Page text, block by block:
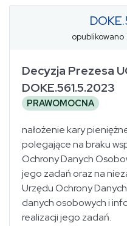
opublikowano
Decyzja Prezesa
DOKE.561.5.2023
PRAWOMOCNA
nałożenie kary
polegające na braku
Ochrony Danych
jego zadań oraz na
Urzędu Ochrony
danych osobowych i
realizacji jego zadań.